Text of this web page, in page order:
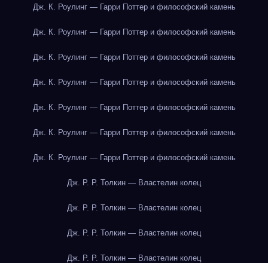
Дж. К. Роулинг — Гарри Поттер и философский камень
Дж. К. Роулинг — Гарри Поттер и философский камень
Дж. К. Роулинг — Гарри Поттер и философский камень
Дж. К. Роулинг — Гарри Поттер и философский камень
Дж. К. Роулинг — Гарри Поттер и философский камень
Дж. К. Роулинг — Гарри Поттер и философский камень
Дж. К. Роулинг — Гарри Поттер и философский камень
Дж. Р. Р. Толкин — Властелин колец
Дж. Р. Р. Толкин — Властелин колец
Дж. Р. Р. Толкин — Властелин колец
Дж. Р. Р. Толкин — Властелин колец